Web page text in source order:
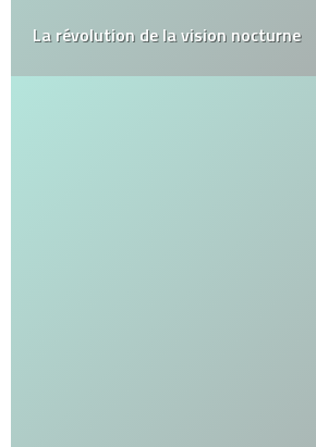
La révolution de la vision nocturne